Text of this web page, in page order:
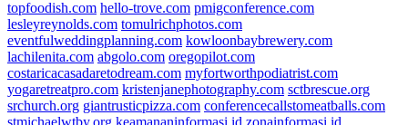
topfoodish.com hello-trove.com pmigconference.com
lesleyreynolds.com tomulrichphotos.com
eventfulweddingplanning.com kowloonbaybrewery.com
lachilenita.com abgolo.com oregopilot.com
costaricacasadaretodream.com myfortworthpodiatrist.com
yogaretreatpro.com kristenjanephotography.com sctbrescue.org
srchurch.org giantrusticpizza.com conferencecallstomeatballs.com
stmichaelwtby.org keamananinformasi.id zonainformasi.id